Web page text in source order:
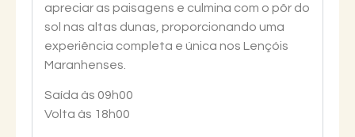
apreciar as paisagens e culmina com o pôr do
sol nas altas dunas, proporcionando uma
experiência completa e única nos Lençóis
Maranhenses.
Saída às 09h00
Volta às 18h00